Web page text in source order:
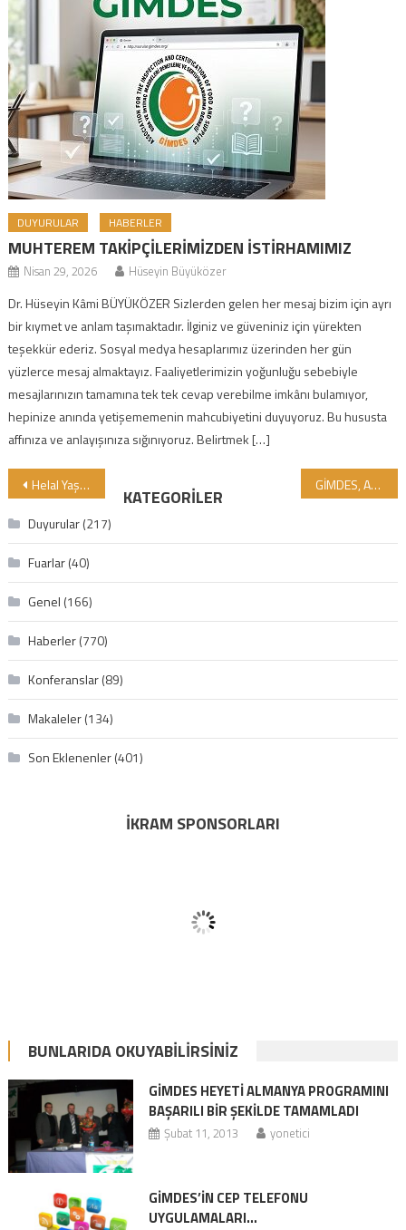
DUYURULAR HABERLER
MUHTEREM TAKİPÇİLERİMİZDEN İSTİRHAMIMIZ
Nisan 29, 2026 Hüseyin Büyüközer
Dr. Hüseyin Kâmi BÜYÜKÖZER Sizlerden gelen her mesaj bizim için ayrı
bir kıymet ve anlam taşımaktadır. İlginiz ve güveniniz için yürekten
teşekkür ederiz. Sosyal medya hesaplarımız üzerinden her gün
yüzlerce mesaj almaktayız. Faaliyetlerimizin yoğunluğu sebebiyle
mesajlarınızın tamamına tek tek cevap verebilme imkânı bulamıyor,
hepinize anında yetişememenin mahcubiyetini duyuyoruz. Bu hususta
affınıza ve anlayışınıza sığınıyoruz. Belirtmek […]
Yazı gezinmesi
Helal Yaşam Etkinlikleri Festivali İçin Geri Sayım Başladı: Hazırlıklar Tüm Hızıyla Devam Ediyor! GİMDES, ALMANYA MANNHEİM’DAKİ HELAL VE TAYYİB FESTİVAL’E KATILIYOR
KATEGORILER
Duyurular(217)
Fuarlar(40)
Genel (166)
Haberler(770)
Konferanslar(89)
Makaleler(134)
Son Eklenenler(401)
İKRAM SPONSORLARI
BUNLARIDA OKUYABILIRSINIZ
GİMDES HEYETİ ALMANYA PROGRAMINI
BAŞARILI BİR ŞEKİLDE TAMAMLADI
Şubat 11, 2013 yonetici
GİMDES’İN CEP TELEFONU
UYGULAMALARI…